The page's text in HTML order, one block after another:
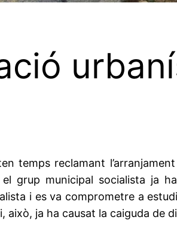
temps reclamant
grup municipal socialista ja
i es va comprometre a
això, ja ha causat la caiguda de